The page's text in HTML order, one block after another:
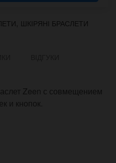
, ШКІРЯНІ БРАСЛЕТИ
Zeen с совмещением
и кнопок.